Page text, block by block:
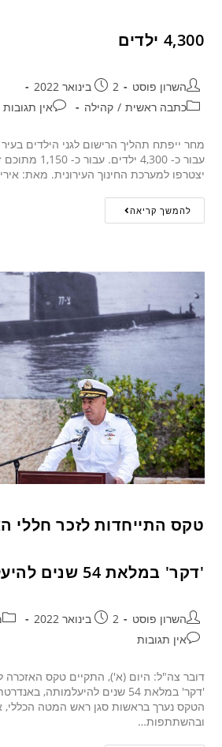
4,300 ילדים
השרון פוסט
2 בינואר 2022
כתבה ראשית / קהילה אין תגובות
מחר ייפתח תהליך הרישום לגני הילדים
עבור כ- 4,300
יצטרפו למערכת החינוך העירונית. מאת:
להמשך קריאה
טקס התייחדות לזכר חללי
'דקר' במלאת 54 שנים להיעלמותה
השרון פוסט 2 בינואר 2022
אין תגובות
'דקר' במלאת 54 שנים להיעלמותה,
הטקס נערך בראשות סגן ראש המטה הכללי,
ובהשתתפות…